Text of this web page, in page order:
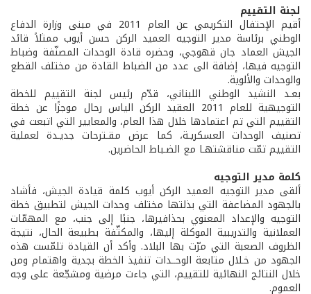
لجنة التقييم
أقيم الإحتفال التكريمي عن العام 2011 في مبنى وزارة الدفاع
الوطني برئاسة مدير التوجيه العميد الركن حسن أيوب ممثلاً قائد
الجيش العماد جان قهوجي، وحضره قادة الوحدات المصنّفة وضباط
التوجيه فيها، إضافة الى عدد من الضباط القادة من مختلف القطع
والوحدات والألوية.
بعـد النشيد الوطني اللبناني، قدّم رئيس لجنة التقييم للخطة
التوجيهية للعام 2011 العقيد الركن الياس رحال موجزًا عن خطة
التقييم التي تم اعتمادها خلال هذا العام، والمعايير التي اتبعت في
تصنيف الوحدات العسكريـة، كما عرض مقـترحات جديـدة لعملية
التقييم تمّت مناقشتهـا مع الضـباط الحاضرين.
كلمة مدير التوجيه
ألقى مدير التوجيه العميد الركن أيوب كلمة قيادة الجيش، فأشاد
بالجهود المضاعفة التي بذلتها مختلف وحدات الجيش لتطبيق خطة
التوجيه والإعداد المعنوي بحذافيرها، جنبًا إلى جنب، مع المهمّات
العملانية والتدريبية الموكلة إليها، والمكثّفة بطبيعة الحال، نتيجة
الظروف الصعبة التي مرّت بها البلاد. وأكد أن القيادة تلمّست هذه
الجهود من خـلال متابعة الوحــدات تنفيذ الخطة بجدية واهتمام ومن
خلال النتائج النهائية للتقييم، التي جاءت مرضية ومشجّعة على وجه
العموم.